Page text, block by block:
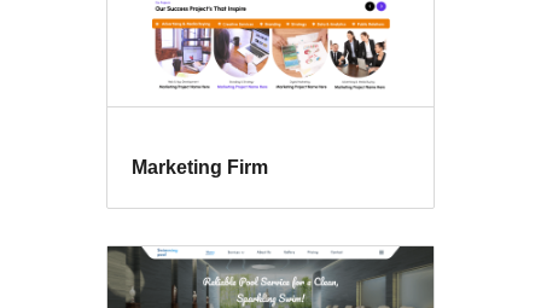
Marketing Firm